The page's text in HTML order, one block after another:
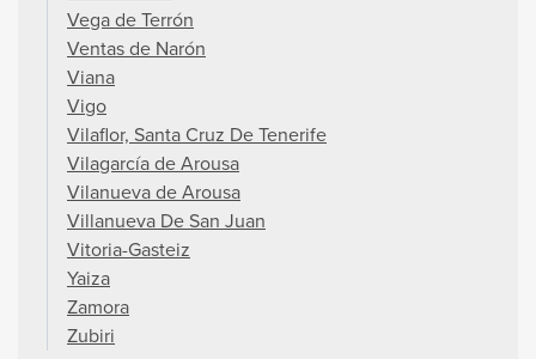
Vega de Terrón
Ventas de Narón
Viana
Vigo
Vilaflor, Santa Cruz De Tenerife
Vilagarcía de Arousa
Vilanueva de Arousa
Villanueva De San Juan
Vitoria-Gasteiz
Yaiza
Zamora
Zubiri